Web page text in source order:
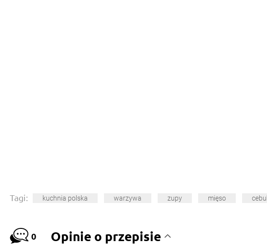
Tagi: kuchnia polska warzywa zupy mięso
0 Opinie o przepisie